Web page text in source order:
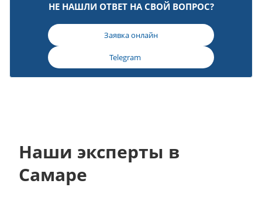
НЕ НАШЛИ ОТВЕТ НА СВОЙ ВОПРОС?
Заявка онлайн
Telegram
Наши эксперты в
Самаре